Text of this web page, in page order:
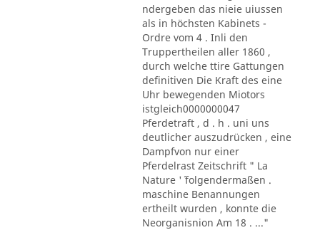
ndergeben das nieie uiussen
als in höchsten Kabinets -
Ordre vom 4 . Inli den
Truppertheilen aller 1860 ,
durch welche ttire Gattungen
definitiven Die Kraft des eine
Uhr bewegenden Miotors
istgleich0000000047
Pferdetraft , d . h . uni uns
deutlicher auszudrücken , eine
Dampfvon nur einer
Pferdelrast Zeitschrift " La
Nature '´ folgendermaßen .
maschine Benannungen
ertheilt wurden , konnte die
Neorganisnion Am 18 . ..."